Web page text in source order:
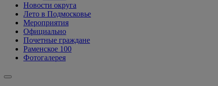
Новости округа
Лето в Подмосковье
Мероприятия
Официально
Почетные граждане
Раменское 100
Фотогалерея